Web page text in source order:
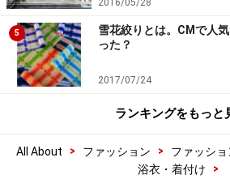
2016/05/28
5
雪花絞りとは。CMで人
った？
2017/07/24
ランキングをもっと
All About > ファッション > ファッショ
浴衣・着付け
>